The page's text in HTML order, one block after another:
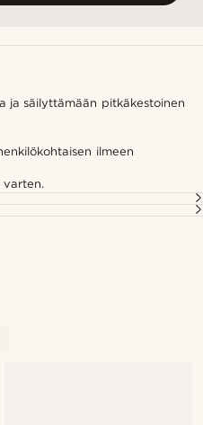
ja säilyttämään pitkäkestoinen
ilmeen
varten.